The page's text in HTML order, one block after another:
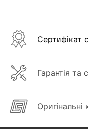
Сертифікат
Гарантія та